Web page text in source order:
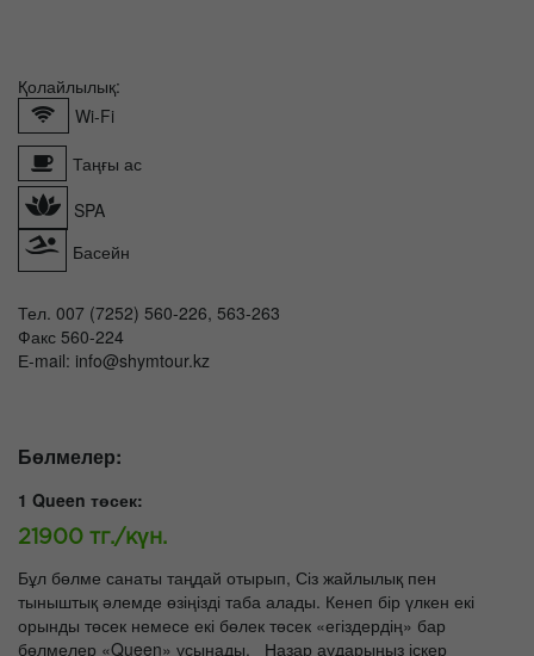
Қолайлылық:
Wi-Fi
Таңғы ас
SPA
Басейн
Тел. 007 (7252) 560-226, 563-263
Факс 560-224
Е-mail: info@shymtour.kz
Бөлмелер:
1 Queen төсек:
21900 тг./күн.
Бұл бөлме санаты таңдай отырып, Сіз жайлылық пен
тыныштық әлемде өзіңізді таба алады. Кенеп бір үлкен екі
орынды төсек немесе екі бөлек төсек «егіздердің» бар
бөлмелер «Queen» ұсынады. Назар аударыңыз іскер